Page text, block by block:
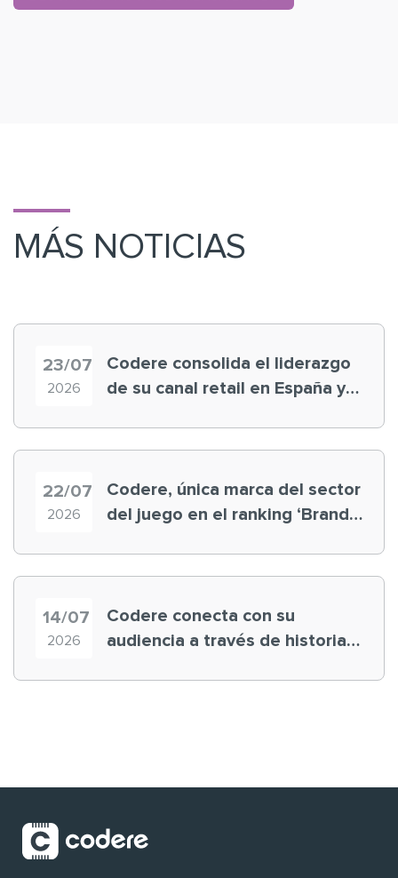
MÁS NOTICIAS
23/07
2026
Codere consolida el liderazgo
de su canal retail en España y
22/07
2026
Codere, única marca del sector
del juego en el ranking ‘Brand
14/07
2026
Codere conecta con su
audiencia a través de historias